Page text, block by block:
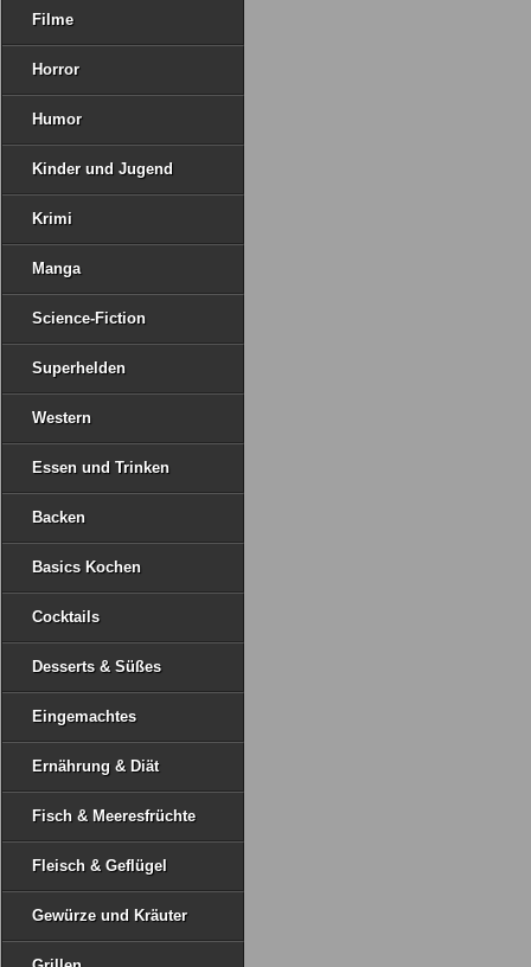
Filme
Horror
Humor
Kinder und Jugend
Krimi
Manga
Science-Fiction
Superhelden
Western
Essen und Trinken
Backen
Basics Kochen
Cocktails
Desserts & Süßes
Eingemachtes
Ernährung & Diät
Fisch & Meeresfrüchte
Fleisch & Geflügel
Gewürze und Kräuter